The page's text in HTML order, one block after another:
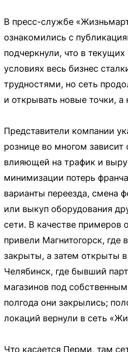
В пресс-службе
ознакомились с
подчеркнули, что в
условиях весь бизнес
трудностями, но сеть
и открывать новые точки, а
Представители компании
рознице во многом зависит
влияющей на трафик и
минимизации потерь
варианты переезда, смена
или выкуп оборудования
сети. В качестве примеров
привели Магнитогорск, где
закрыты, а затем открыты
Челябинск, где бывший
магазинов под
полгода они закрылись;
локаций вернули в сеть
Что касается Перми, там